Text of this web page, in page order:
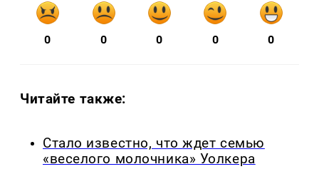
0 0 0 0 0
Читайте также:
Стало известно, что ждет семью
«веселого молочника» Уолкера